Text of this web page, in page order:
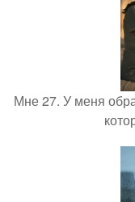
Мне 27. У меня